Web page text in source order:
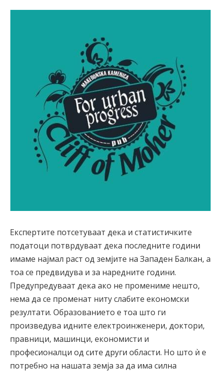
Експертите потсетуваат дека и статистичките
податоци потврдуваат дека последните години
имаме најмал раст од земјите на Западен Балкан, а
тоа се предвидува и за наредните години.
Предупредуваат дека ако не промениме нешто,
нема да се променат ниту слабите економски
резултати. Образованието е тоа што ги
произведува идните електроинженери, доктори,
правници, машинци, економисти и
професионалци од сите други области. Но што ѝ е
потребно на нашата земја за да има силна